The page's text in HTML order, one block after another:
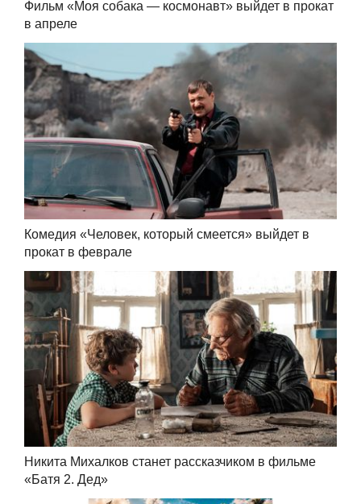
Фильм «Моя собака — космонавт» выйдет в прокат
в апреле
Комедия «Человек, который смеется» выйдет в
прокат в феврале
Никита Михалков станет рассказчиком в фильме
«Батя 2. Дед»